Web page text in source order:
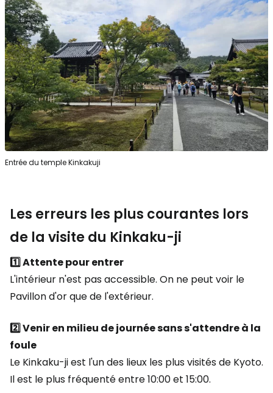
Entrée du temple Kinkakuji
Les erreurs les plus courantes lors
de la visite du Kinkaku-ji
1️⃣ Attente pour entrer
L'intérieur n'est pas accessible. On ne peut voir le
Pavillon d'or que de l'extérieur.
2️⃣ Venir en milieu de journée sans s'attendre à la
foule
Le Kinkaku-ji est l'un des lieux les plus visités de Kyoto.
Il est le plus fréquenté entre 10:00 et 15:00.